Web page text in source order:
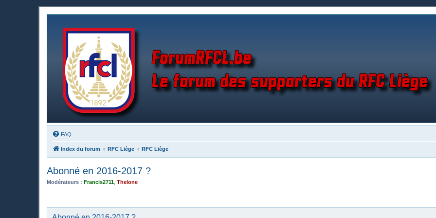
FAQ
Index du forum RFC Liège RFC Liège
Abonné en 2016-2017 ?
Modérateurs : Francis2711 Thelone